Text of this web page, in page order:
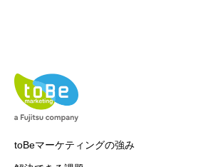
toBeマーケティングの強み